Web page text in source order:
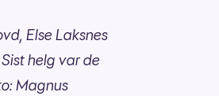
Else Laksnes
helg var de
Magnus